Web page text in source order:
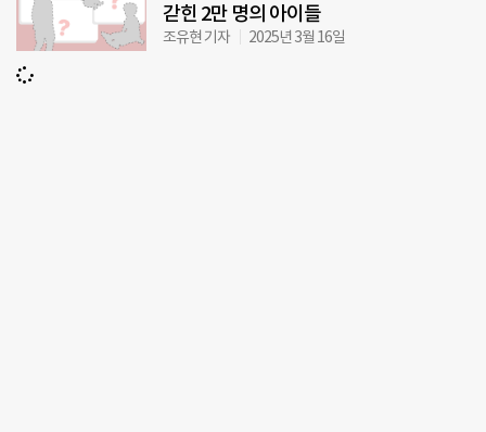
갇힌 2만 명의 아이들
조유현 기자 2025년 3월 16일